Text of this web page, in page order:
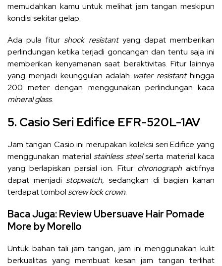
memudahkan kamu untuk melihat jam tangan meskipun
kondisi sekitar gelap.
Ada pula fiturshock resistantyang dapat memberikan
perlindungan ketika terjadi goncangan dan tentu saja ini
memberikan kenyamanan saat beraktivitas. Fitur lainnya
yang menjadi keunggulan adalah water resistanthingga
200 meter dengan menggunakan perlindungan kaca
mineral glass.
5. Casio Seri Edifice EFR-520L-1AV
Jam tangan Casio ini merupakan koleksi seri Edifice yang
menggunakan material stainless steelserta material kaca
yang berlapiskan parsial ion. Fitur chronograph aktifnya
dapat menjadistopwatch, sedangkan di bagian kanan
terdapat tombolscrew lock crown.
Baca Juga:Review Ubersuave Hair Pomade
More by Morello
Untuk bahan tali jam tangan, jam ini menggunakan kulit
berkualitas yang membuat kesan jam tangan terlihat